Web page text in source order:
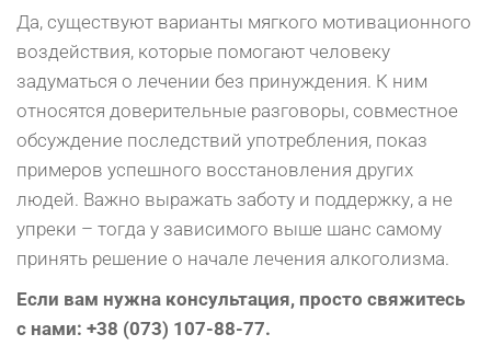
Да, существуют варианты мягкого мотивационного
воздействия, которые помогают человеку
задуматься о лечении без принуждения. К ним
относятся доверительные разговоры, совместное
обсуждение последствий употребления, показ
примеров успешного восстановления других
людей. Важно выражать заботу и поддержку, а не
упреки – тогда у зависимого выше шанс самому
принять решение о начале лечения алкоголизма.
Если вам нужна консультация, просто свяжитесь
с нами: +38 (073) 107-88-77.